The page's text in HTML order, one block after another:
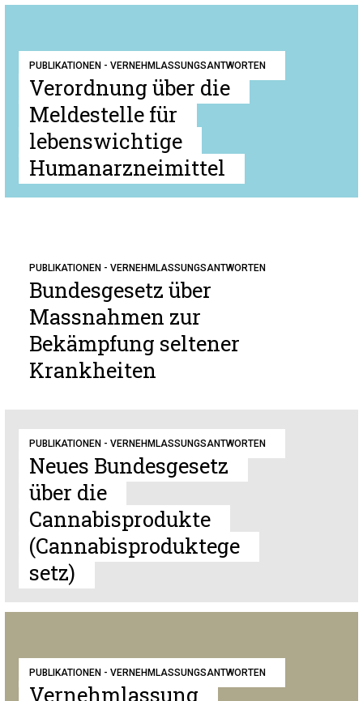
PUBLIKATIONEN - VERNEHMLASSUNGSANTWORTEN
Verordnung über die
Meldestelle für
lebenswichtige
Humanarzneimittel
PUBLIKATIONEN - VERNEHMLASSUNGSANTWORTEN
Bundesgesetz über
Massnahmen zur
Bekämpfung seltener
Krankheiten
PUBLIKATIONEN - VERNEHMLASSUNGSANTWORTEN
Neues Bundesgesetz
über die
Cannabisprodukte
(Cannabisproduktege
setz)
PUBLIKATIONEN - VERNEHMLASSUNGSANTWORTEN
Vernehmlassung